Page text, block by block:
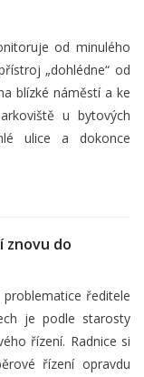
od minulého
„dohlédne“ od
blízké náměstí a ke
u bytových
ulice a dokonce
znovu do
ředitele
je podle starosty
řízení. Radnice si
řízení opravdu